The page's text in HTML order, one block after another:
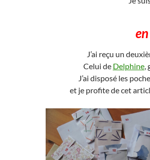
J’ai reçu un
Celui de Delphine,
J’ai disposé les
et je profite de cet